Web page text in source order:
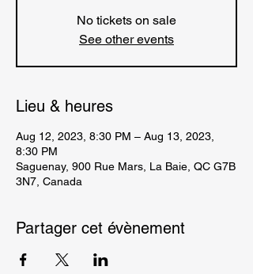
No tickets on sale
See other events
Lieu & heures
Aug 12, 2023, 8:30 PM – Aug 13, 2023,
8:30 PM
Saguenay, 900 Rue Mars, La Baie, QC G7B
3N7, Canada
Partager cet évènement